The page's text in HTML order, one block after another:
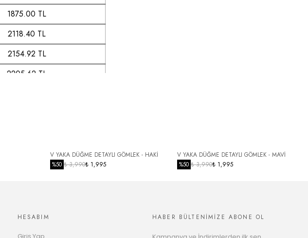
1875.00 TL
2118.40 TL
2154.92 TL
2205.62 TL
V YAKA DÜĞME DETAYLI GÖMLEK - HAKİ
%50 ₺ 3,990₺ 1,995
V YAKA DÜĞME DETAYLI GÖMLEK - MAVİ
%50 ₺ 3,990₺ 1,995
HESABIM HABER BÜLTENİMİZE ABONE OL